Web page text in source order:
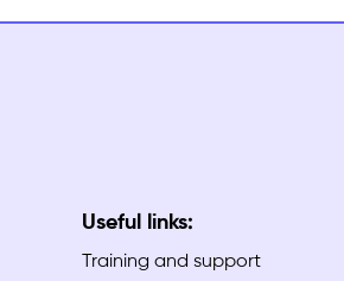
Useful links:
Training and support